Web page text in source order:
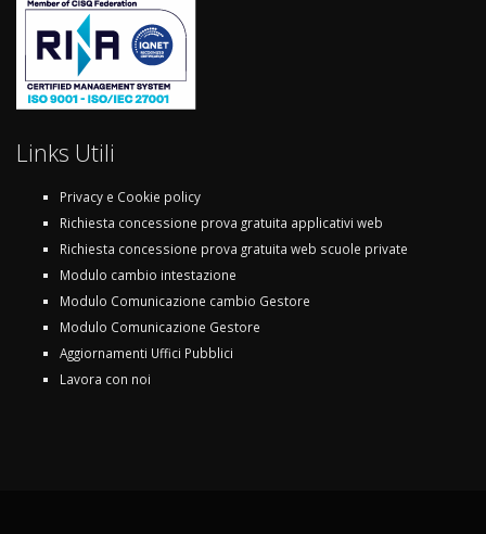
Links Utili
Privacy e Cookie policy
Richiesta concessione prova gratuita applicativi web
Richiesta concessione prova gratuita web scuole private
Modulo cambio intestazione
Modulo Comunicazione cambio Gestore
Modulo Comunicazione Gestore
Aggiornamenti Uffici Pubblici
Lavora con noi